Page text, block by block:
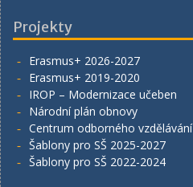
Projekty
Erasmus+ 2026-2027
Erasmus+ 2019-2020
IROP – Modernizace učeben
Národní plán obnovy
Centrum odborného vzdělávání
Šablony pro SŠ 2025-2027
Šablony pro SŠ 2022-2024